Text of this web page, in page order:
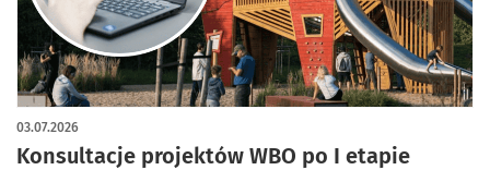
Konsultacje projektów WBO po I etapie
03.07.2026